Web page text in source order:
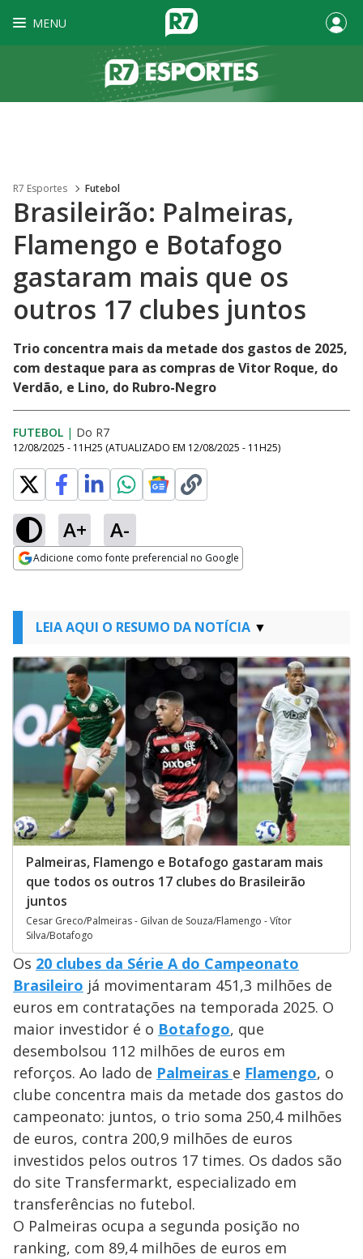
MENU
R7 Esportes Futebol
Brasileirão: Palmeiras,
Flamengo e Botafogo
gastaram mais que os
outros 17 clubes juntos
Trio concentra mais da metade dos gastos de 2025,
com destaque para as compras de Vitor Roque, do
Verdão, e Lino, do Rubro-Negro
FUTEBOL | Do R7
12/08/2025 - 11H25 (ATUALIZADO EM 12/08/2025 - 11H25)
A+ A-
Adicione como fonte preferencial no Google
LEIA AQUI O RESUMO DA NOTÍCIA
Palmeiras, Flamengo e Botafogo gastaram mais
que todos os outros 17 clubes do Brasileirão
juntos
Cesar Greco/Palmeiras - Gilvan de Souza/Flamengo - Vítor
Silva/Botafogo
Os 20 clubes da Série A do Campeonato
Brasileiro já movimentaram 451,3 milhões de
euros em contratações na temporada 2025. O
maior investidor é o Botafogo, que
desembolsou 112 milhões de euros em
reforços. Ao lado de Palmeiras e Flamengo, o
clube concentra mais da metade dos gastos do
campeonato: juntos, o trio soma 250,4 milhões
de euros, contra 200,9 milhões de euros
investidos pelos outros 17 times. Os dados são
do site Transfermarkt, especializado em
transferências no futebol.
O Palmeiras ocupa a segunda posição no
ranking, com 89,4 milhões de euros em